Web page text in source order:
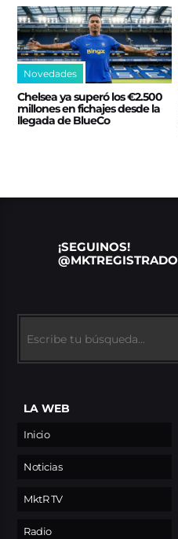
Novedades
Chelsea ya superó los €2.500
millones en fichajes desde la
llegada de BlueCo
¡SEGUINOS!
@MKTREGISTRADO
LA WEB
Inicio
Noticias
MktR TV
Radio